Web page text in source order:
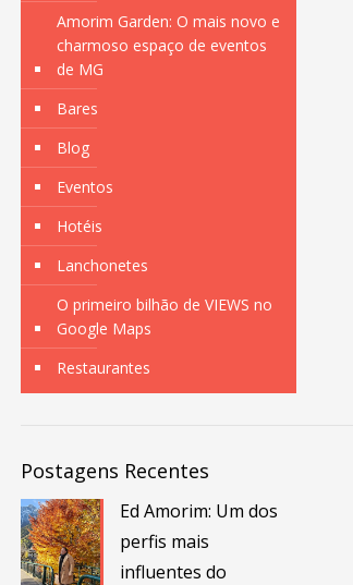
Amorim Garden: O mais novo e
charmoso espaço de eventos
de MG
Bares
Blog
Eventos
Hotéis
Lanchonetes
O primeiro bilhão de VIEWS no
Google Maps
Restaurantes
Postagens Recentes
Ed Amorim: Um dos
perfis mais
influentes do